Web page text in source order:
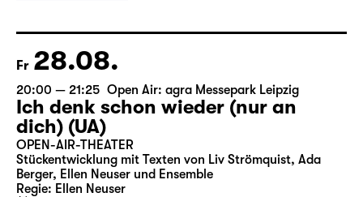
Fr 28.08.
20:00 — 21:25 Open Air: agra Messepark Leipzig
Ich denk schon wieder (nur an
dich) (UA)
OPEN-AIR-THEATER
Stückentwicklung mit Texten von Liv Strömquist, Ada
Berger, Ellen Neuser und Ensemble
Regie: Ellen Neuser